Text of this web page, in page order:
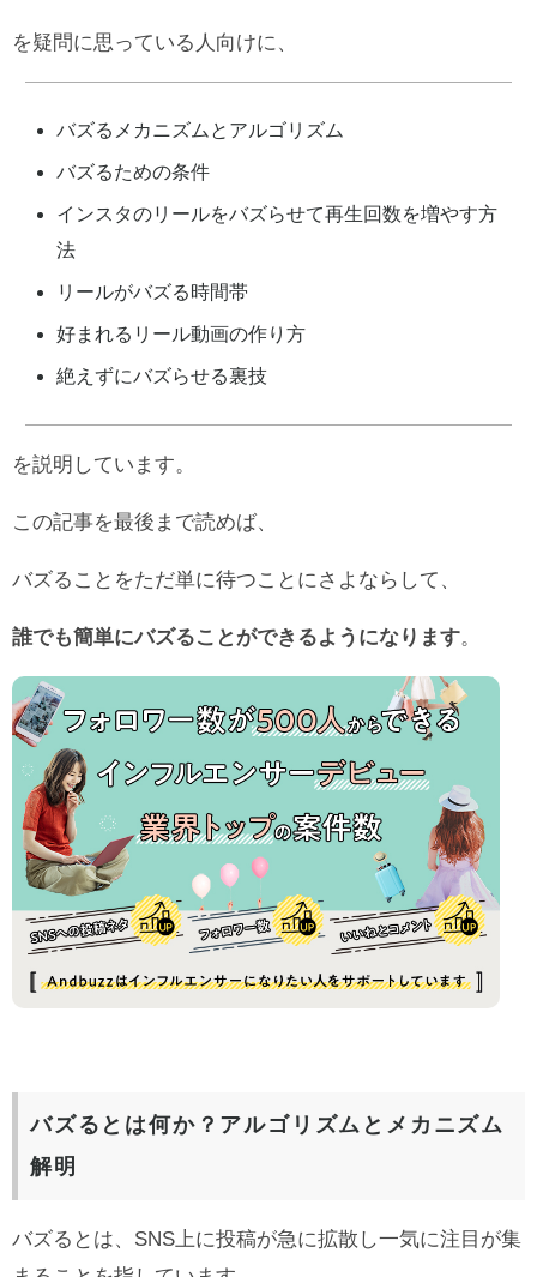
を疑問に思っている人向けに、
バズるメカニズムとアルゴリズム
バズるための条件
インスタのリールをバズらせて再生回数を増やす方
法
リールがバズる時間帯
好まれるリール動画の作り方
絶えずにバズらせる裏技
を説明しています。
この記事を最後まで読めば、
バズることをただ単に待つことにさよならして、
誰でも簡単にバズることができるようになります。
バズるとは何か？アルゴリズムとメカニズム
解明
バズるとは、SNS上に投稿が急に拡散し一気に注目が集